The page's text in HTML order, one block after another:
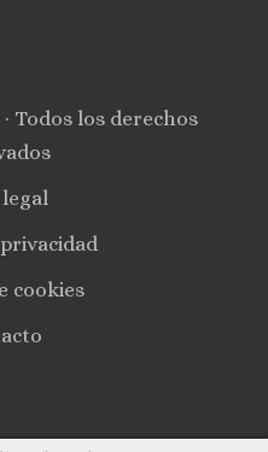
Todos los derechos
cookies